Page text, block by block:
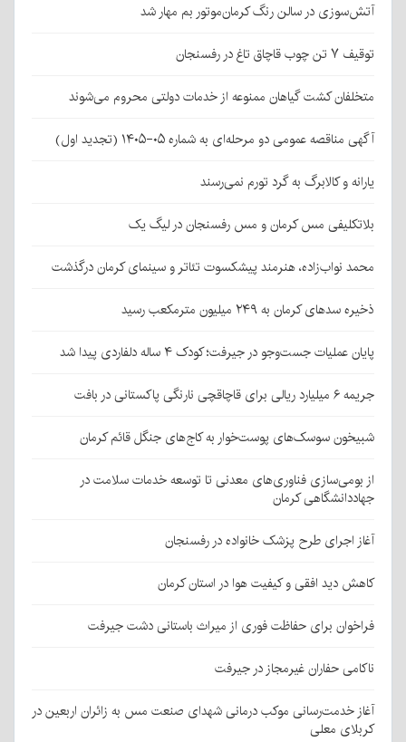
آتش‌سوزی در سالن رنگ کرمان‌موتور بم مهار شد
توقیف ۷ تن چوب قاچاق تاغ در رفسنجان
متخلفان کشت گیاهان ممنوعه از خدمات دولتی محروم می‌شوند
آگهی مناقصه عمومی دو مرحله‌ای به شماره ۰۵-۱۴۰۵ (تجدید اول)
یارانه و کالابرگ به گرد تورم نمی‌رسند
بلاتکلیفی مس کرمان و مس رفسنجان در لیگ یک
محمد نواب‌زاده، هنرمند پیشکسوت تئاتر و سینمای کرمان درگذشت
ذخیره سدهای کرمان به ۲۴۹ میلیون مترمکعب رسید
پایان عملیات جست‌وجو در جیرفت؛ کودک ۴ ساله دلفاردی پیدا شد
جریمه ۶ میلیارد ریالی برای قاچاقچی نارنگی پاکستانی در بافت
شبیخون سوسک‌های پوست‌خوار به کاج‌های جنگل قائم کرمان
از بومی‌سازی فناوری‌های معدنی تا توسعه خدمات سلامت در
جهاددانشگاهی کرمان
آغاز اجرای طرح پزشک خانواده در رفسنجان
کاهش دید افقی و کیفیت هوا در استان کرمان
فراخوان برای حفاظت فوری از میراث باستانی دشت جیرفت
ناکامی حفاران غیرمجاز در جیرفت
آغاز خدمت‌رسانی موکب درمانی شهدای صنعت مس به زائران اربعین در
کربلای معلی